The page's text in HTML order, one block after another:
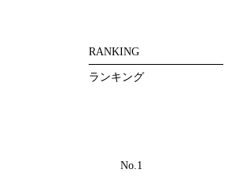
RANKING
ランキング
No.1